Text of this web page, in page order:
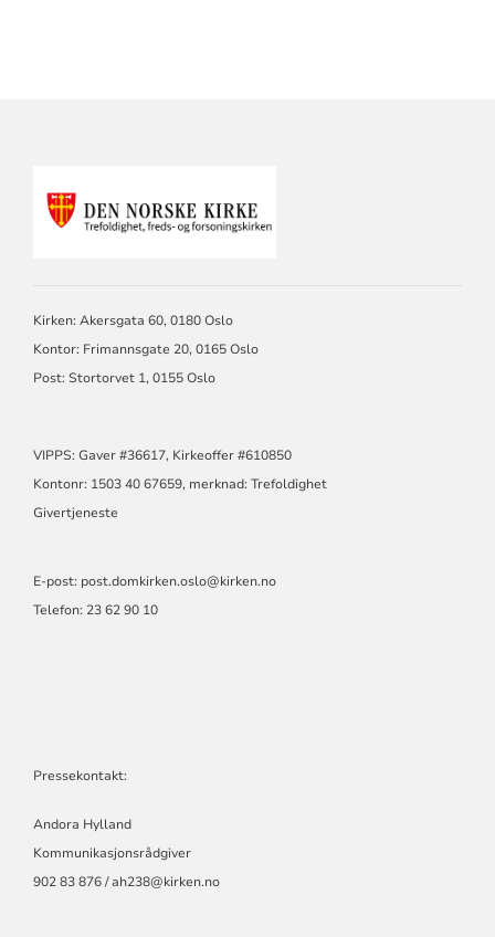
Kirken: Akersgata 60, 0180 Oslo
Kontor: Frimannsgate 20, 0165 Oslo
Post: Stortorvet 1, 0155 Oslo
VIPPS: Gaver #36617, Kirkeoffer #610850
Kontonr: 1503 40 67659, merknad: Trefoldighet
Givertjeneste
E-post: post.domkirken.oslo@kirken.no
Telefon: 23 62 90 10
Pressekontakt:
Andora Hylland
Kommunikasjonsrådgiver
902 83 876 / ah238@kirken.no